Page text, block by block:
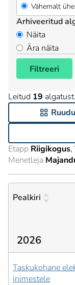
Vähemalt
Arhiveeritud
Näita
Ära näita
Filtreeri
Leitud 19 algatust.
Etapp Riigikogus
Menetleja
Pealkiri
2026
Taskukohane
inimestele